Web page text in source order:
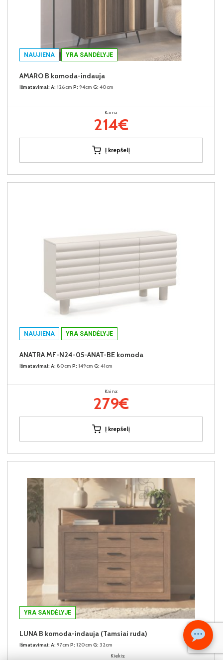
Kiekis:
NAUJIENA YRA SANDĖLYJE
AMARO B komoda-indauja
Išmatavimai: A: 126cm P: 94cm G: 40cm
Kaina:
214€
Į krepšelį
NAUJIENA YRA SANDĖLYJE
ANATRA MF-N24-05-ANAT-BE komoda
Išmatavimai: A: 80cm P: 149cm G: 41cm
Kaina:
279€
Į krepšelį
YRA SANDĖLYJE
LUNA B komoda-indauja (Tamsiai ruda)
Išmatavimai: A: 97cm P: 120cm G: 32cm